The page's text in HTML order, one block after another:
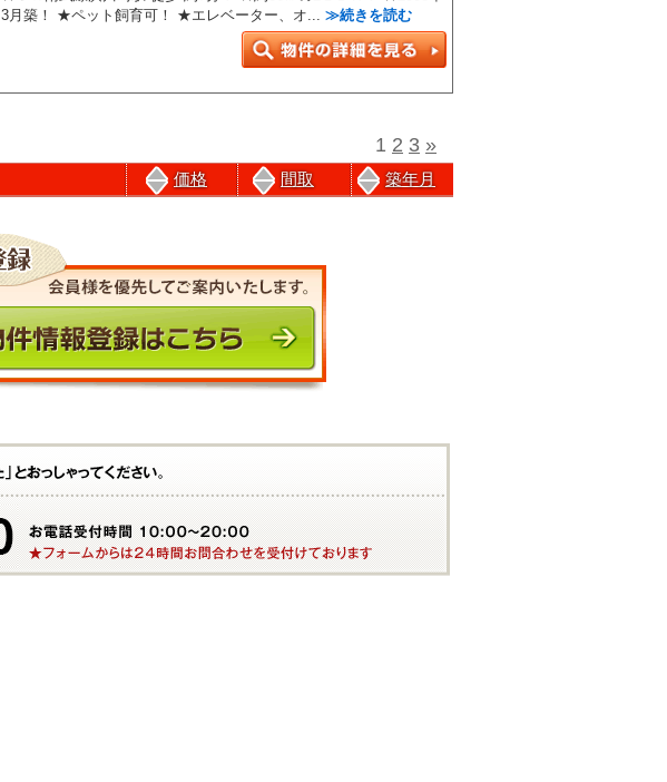
3月築！ ★ペット飼育可！ ★エレベーター、オ... ≫続きを読む
価格 間取 築年月
1 2 3 »
前のページにもどる